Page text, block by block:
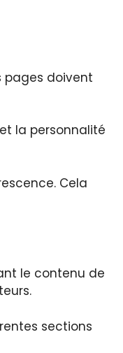
pages doivent
la personnalité
Cela
le contenu de
sections